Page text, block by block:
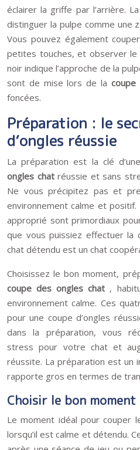
éclairer la griffe par l’arrière.
distinguer la pulpe comme une
Vous pouvez également
petites touches, et observer
noir indique l’approche de la
sont de mise lors de la
foncées.
Préparation : le
d’ongles réussie
La préparation est la clé
ongles chatréussie et sans
Ne vous précipitez pas et
environnement calme et
approprié sont primordiaux
que vous puissiez effectuer la
chat détendu est un chat
Choisissez le bon moment,
coupe des ongles chat ,
environnement calme. Ces
pour une coupe d’ongles
dans la préparation, vous
stress pour votre chat et
réussite. La préparation est un
rapporte gros en termes de
Choisir le bon moment
Le moment idéal pour couper
lorsqu’il est calme et détendu.